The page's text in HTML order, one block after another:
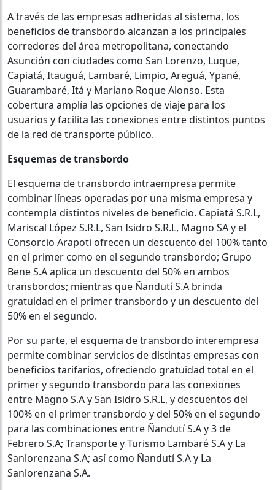
A través de las empresas adheridas al sistema, los
beneficios de transbordo alcanzan a los principales
corredores del área metropolitana, conectando
Asunción con ciudades como San Lorenzo, Luque,
Capiatá, Itauguá, Lambaré, Limpio, Areguá, Ypané,
Guarambaré, Itá y Mariano Roque Alonso. Esta
cobertura amplía las opciones de viaje para los
usuarios y facilita las conexiones entre distintos puntos
de la red de transporte público.
Esquemas de transbordo
El esquema de transbordo intraempresa permite
combinar líneas operadas por una misma empresa y
contempla distintos niveles de beneficio. Capiatá S.R.L,
Mariscal López S.R.L, San Isidro S.R.L, Magno SA y el
Consorcio Arapoti ofrecen un descuento del 100% tanto
en el primer como en el segundo transbordo; Grupo
Bene S.A aplica un descuento del 50% en ambos
transbordos; mientras que Ñandutí S.A brinda
gratuidad en el primer transbordo y un descuento del
50% en el segundo.
Por su parte, el esquema de transbordo interempresa
permite combinar servicios de distintas empresas con
beneficios tarifarios, ofreciendo gratuidad total en el
primer y segundo transbordo para las conexiones
entre Magno S.A y San Isidro S.R.L, y descuentos del
100% en el primer transbordo y del 50% en el segundo
para las combinaciones entre Ñandutí S.A y 3 de
Febrero S.A; Transporte y Turismo Lambaré S.A y La
Sanlorenzana S.A; así como Ñandutí S.A y La
Sanlorenzana S.A.